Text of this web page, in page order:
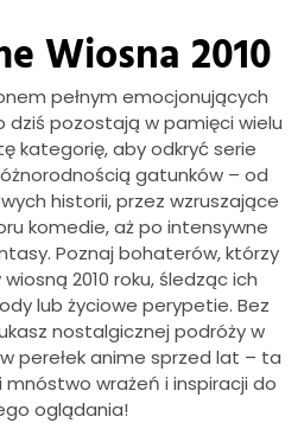
Wiosna 2010
pełnym emocjonujących
dziś pozostają w pamięci wielu
kategorię, aby odkryć serie
gatunków – od
historii, przez wzruszające
komedie, aż po intensywne
Poznaj bohaterów, którzy
2010 roku, śledząc ich
lub życiowe perypetie. Bez
nostalgicznej podróży w
perełek anime sprzed lat – ta
wrażeń i inspiracji do
oglądania!